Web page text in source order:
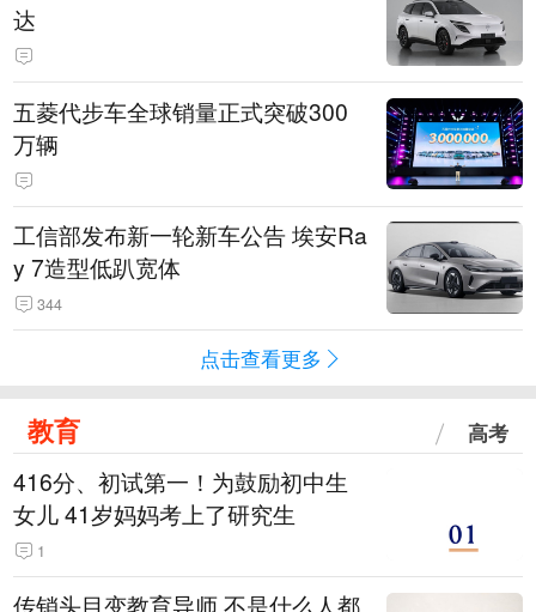
达
五菱代步车全球销量正式突破300
万辆
工信部发布新一轮新车公告 埃安Ra
y 7造型低趴宽体
344
点击查看更多
教育 高考
416分、初试第一！为鼓励初中生
女儿 41岁妈妈考上了研究生
1